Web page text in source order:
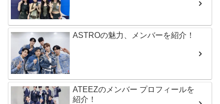
ASTROの魅力、メンバーを紹介！
ATEEZのメンバー プロフィールを
紹介！